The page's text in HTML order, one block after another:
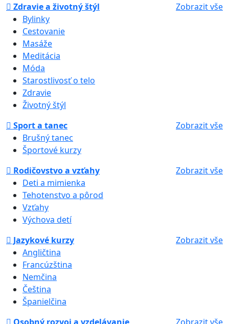
Zdravie a životný štýl
Zobrazit vše
Bylinky
Cestovanie
Masáže
Meditácia
Móda
Starostlivosť o telo
Zdravie
Životný štýl
Sport a tanec
Zobrazit vše
Brušný tanec
Športové kurzy
Rodičovstvo a vzťahy
Zobrazit vše
Deti a mimienka
Tehotenstvo a pôrod
Vzťahy
Výchova detí
Jazykové kurzy
Zobrazit vše
Angličtina
Francúzština
Nemčina
Čeština
Španielčina